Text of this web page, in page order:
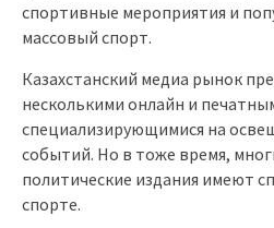
спортивные мероприятия и
массовый спорт.
Казахстанский медиа рынок
несколькими онлайн и
специализирующимися на
событий. Но в тоже время,
политические издания имеют
спорте.